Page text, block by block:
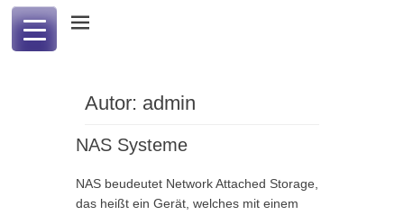
Autor: admin
NAS Systeme
NAS beudeutet Network Attached Storage,
das heißt ein Gerät, welches mit einem